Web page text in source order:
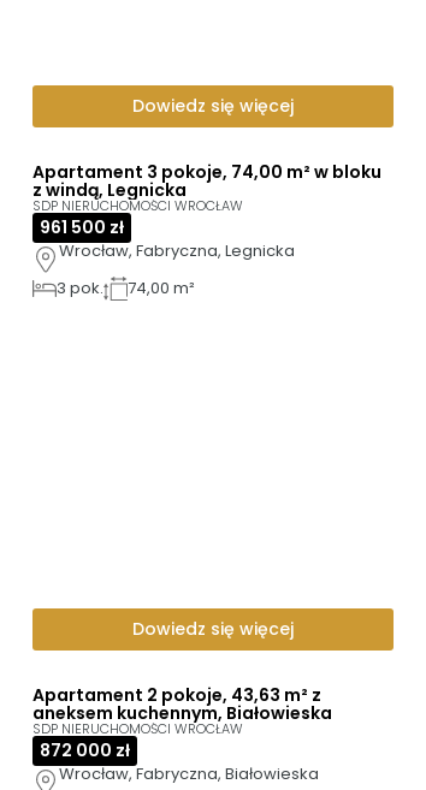
Dowiedz się więcej
Apartament 3 pokoje, 74,00 m² w bloku
z windą, Legnicka
SDP NIERUCHOMOŚCI WROCŁAW
961 500 zł
Wrocław, Fabryczna, Legnicka
3 pok. 74,00 m²
Dowiedz się więcej
Apartament 2 pokoje, 43,63 m² z
aneksem kuchennym, Białowieska
SDP NIERUCHOMOŚCI WROCŁAW
872 000 zł
Wrocław, Fabryczna, Białowieska